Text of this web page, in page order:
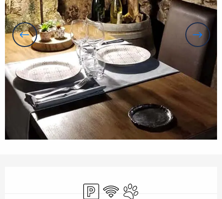
Aparcamiento
Wifi Se aceptan animales